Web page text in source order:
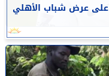
عرض شباب الأهلي